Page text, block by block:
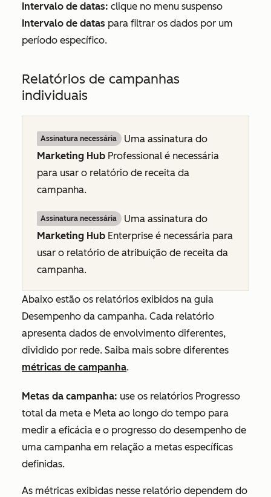
Intervalo de datas: clique no menu suspenso
Intervalo de datas para filtrar os dados por um
período específico.
Relatórios de campanhas
individuais
Assinatura necessária
Uma assinatura do
Marketing Hub Professional é necessária
para usar o relatório de receita da
campanha.
Assinatura necessária
Uma assinatura do
Marketing Hub Enterprise é necessária para
usar o relatório de atribuição de receita da
campanha.
Abaixo estão os relatórios exibidos na guia
Desempenho da campanha. Cada relatório
apresenta dados de envolvimento diferentes,
dividido por rede. Saiba mais sobre diferentes
métricas de campanha.
Metas da campanha: use os relatórios Progresso
total da meta e Meta ao longo do tempo para
medir a eficácia e o progresso do desempenho de
uma campanha em relação a metas específicas
definidas.
As métricas exibidas nesse relatório dependem do